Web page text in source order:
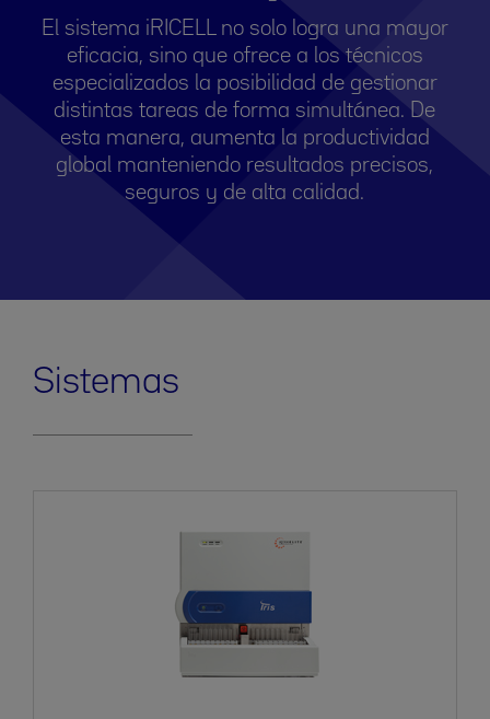
El sistema iRICELL no solo logra una mayor
eficacia, sino que ofrece a los técnicos
especializados la posibilidad de gestionar
distintas tareas de forma simultánea. De
esta manera, aumenta la productividad
global manteniendo resultados precisos,
seguros y de alta calidad.
Sistemas